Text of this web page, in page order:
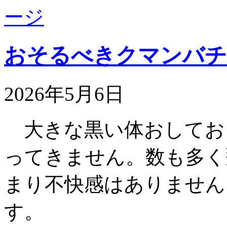
おそるべきクマンバチ
2026年5月6日
大きな黒い体おして
ってきません。数も多
まり不快感はありませ
す。